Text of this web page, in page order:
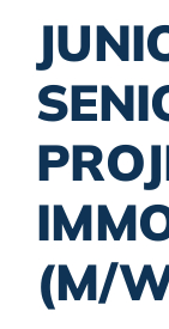
(M/